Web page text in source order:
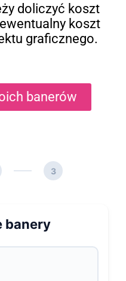
doliczyć koszt
koszt
graficznego.
banerów
3
banery